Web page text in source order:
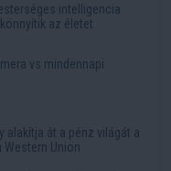
intelligencia
az életet
vs mindennapi
alakítja át a pénz világát a
Western Union